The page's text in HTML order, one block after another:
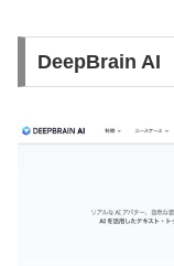
DeepBrain AI